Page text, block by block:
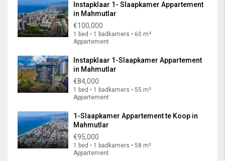
Instapklaar 1- Slaapkamer Appartement
in Mahmutlar
€100,000
1 bed • 1 badkamers • 60 m²
Appartement
Instapklaar 1-Slaapkamer Appartement
in Mahmutlar
€84,000
1 bed • 1 badkamers • 55 m²
Appartement
1-Slaapkamer Appartement te Koop in
Mahmutlar
€95,000
1 bed • 1 badkamers • 58 m²
Appartement